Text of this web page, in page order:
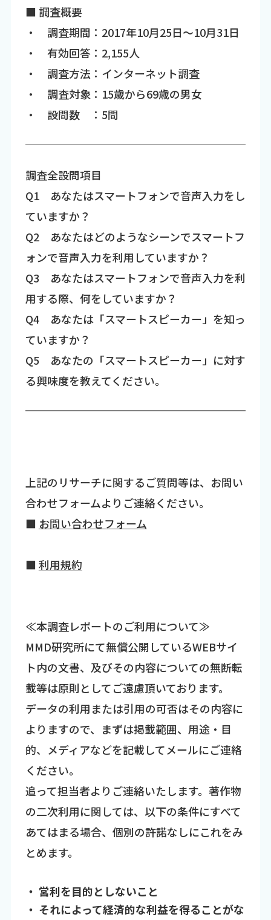
■ 調査概要
・ 調査期間：2017年10月25日～10月31日
・ 有効回答：2,155人
・ 調査方法：インターネット調査
・ 調査対象：15歳から69歳の男女
・ 設問数 ：5問
調査全設問項目
Q1 あなたはスマートフォンで音声入力をし
ていますか？
Q2 あなたはどのようなシーンでスマートフ
ォンで音声入力を利用していますか？
Q3 あなたはスマートフォンで音声入力を利
用する際、何をしていますか？
Q4 あなたは「スマートスピーカー」を知っ
ていますか？
Q5 あなたの「スマートスピーカー」に対す
る興味度を教えてください。
上記のリサーチに関するご質問等は、お問い
合わせフォームよりご連絡ください。
■ お問い合わせフォーム
■ 利用規約
≪本調査レポートのご利用について≫
MMD研究所にて無償公開しているWEBサイ
ト内の文書、及びその内容についての無断転
載等は原則としてご遠慮頂いております。
データの利用または引用の可否はその内容に
よりますので、まずは掲載範囲、用途・目
的、メディアなどを記載してメールにご連絡
ください。
追って担当者よりご連絡いたします。著作物
の二次利用に関しては、以下の条件にすべて
あてはまる場合、個別の許諾なしにこれをみ
とめます。
・ 営利を目的としないこと
・ それによって経済的な利益を得ることがな